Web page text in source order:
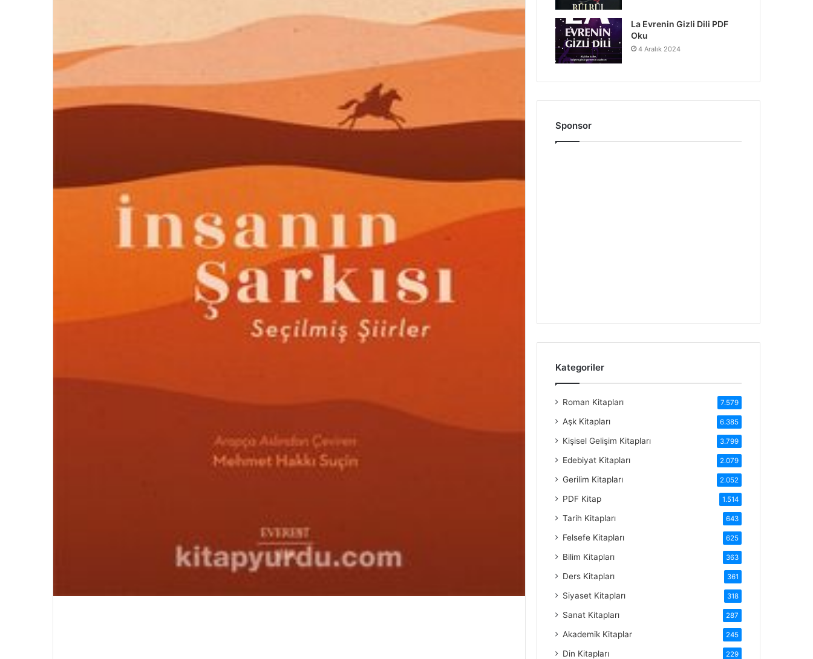
La Evrenin Gizli Dili PDF
Oku
4 Aralık 2024
Sponsor
Kategoriler
Roman Kitapları 7.579
Aşk Kitapları 6.385
Kişisel Gelişim Kitapları 3.799
Edebiyat Kitapları 2.079
Gerilim Kitapları 2.052
PDF Kitap 1.514
Tarih Kitapları 643
Felsefe Kitapları 625
Bilim Kitapları 363
Ders Kitapları 361
Siyaset Kitapları 318
Sanat Kitapları 287
Akademik Kitaplar 245
Din Kitapları 229